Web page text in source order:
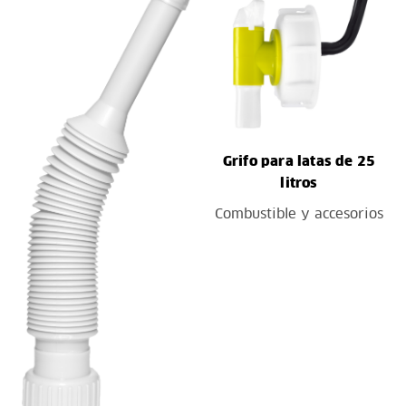
Grifo para latas de 25
litros
Combustible y accesorios